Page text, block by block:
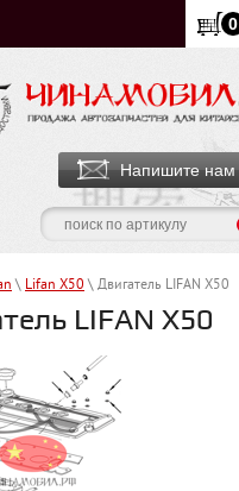
0
Напишите нам
\ Lifan X50 \ Двигатель LIFAN X50
LIFAN X50